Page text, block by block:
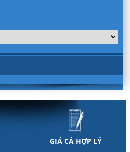
GIÁ CẢ HỢP LÝ